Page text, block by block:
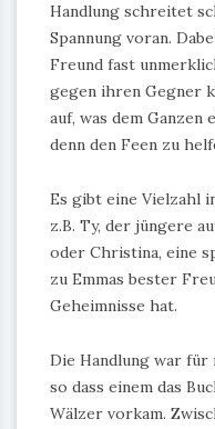
Handlung schreitet
Spannung voran.
Freund fast
gegen ihren Gegner
auf, was dem Ganzen
denn den Feen zu
Es gibt eine Vielzahl
z.B. Ty, der jüngere
oder Christina, eine
zu Emmas bester
Geheimnisse hat.
Die Handlung war für
so dass einem das
Wälzer vorkam.